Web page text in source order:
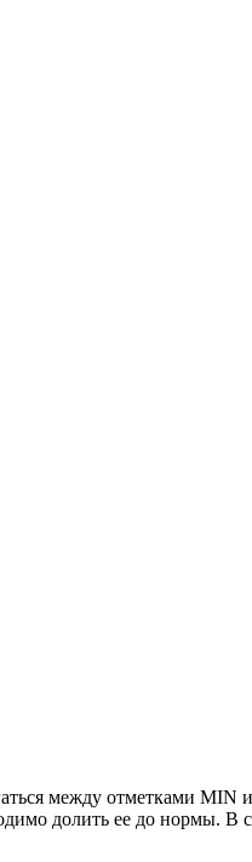
между отметками
долить ее до нормы. В